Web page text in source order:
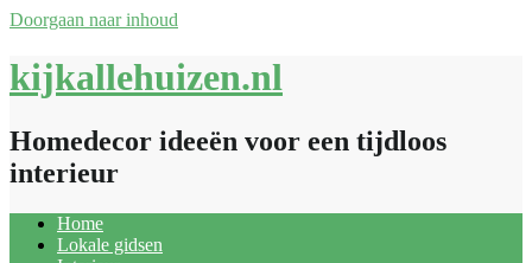
Doorgaan naar inhoud
kijkallehuizen.nl
Homedecor ideeën voor een tijdloos
interieur
Home
Lokale gidsen